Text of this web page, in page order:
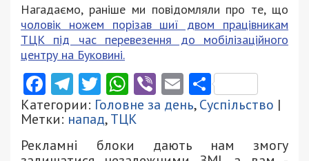
Нагадаємо, раніше ми повідомляли про те, що
чоловік ножем порізав шиї двом працівникам
ТЦК під час перевезення до мобілізаційного
центру на Буковині.
Facebook
Telegram
Twitter
WhatsApp
ViberEmail
Категории: Головне за день,Суспільство |
Метки: напад,ТЦК
Рекламні блоки дають нам змогу